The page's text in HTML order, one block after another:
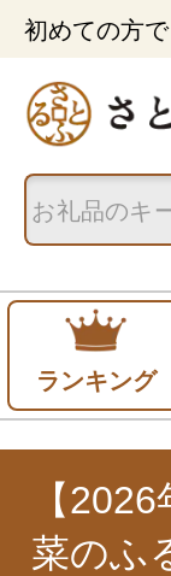
初めての方
ランキング
【
菜のふ